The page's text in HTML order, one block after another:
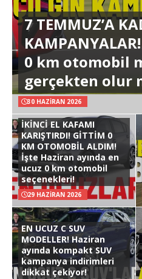
7 TEMMUZ’A
0 km otomobil
gerçekten olur
30 HAZIRAN 2026
İKİNCİ EL KAFAMI
KARIŞTIRDI! GİTTİM 0
KM OTOMOBİL ALDIM!
İşte Haziran ayında en
ucuz 0 km otomobil
seçenekleri!
29 HAZIRAN 2026
EN UCUZ C SUV
MODELLER! Haziran
ayında kompakt SUV
kampanya indirimleri
dikkat çekiyor!